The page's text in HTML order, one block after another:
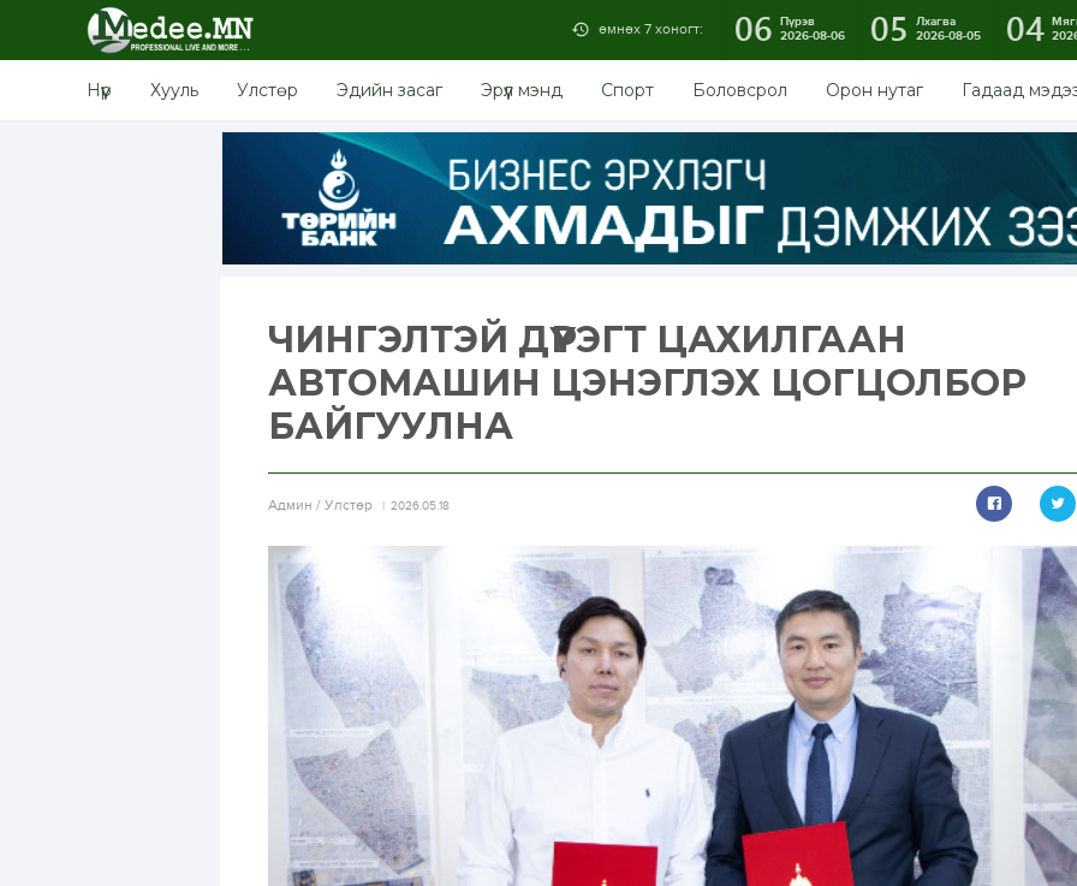
өмнөх 7 хоногт: 06 Пүрэв
2026-08-06
05
Лхагва
2026-08-05
04
Нүүр Хууль Улстөр Эдийн засаг Эрүүл мэнд Спорт Боловсрол Орон нутаг Гадаад
ЧИНГЭЛТЭЙ ДҮҮРЭГТ ЦАХИЛГААН
АВТОМАШИН ЦЭНЭГЛЭХ ЦОГЦОЛБОР
БАЙГУУЛНА
Aдмин / Улстөр 2026.05.18